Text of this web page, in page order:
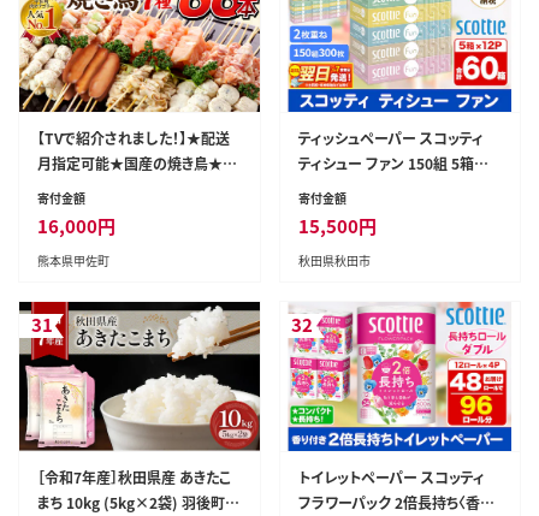
【TVで紹介されました！】★配送
月指定可能★国産の焼き鳥★縁
起が良い末広がり88本★国産
丁寧仕上げの焼き鳥7種セット 8
8本 【価格改定XA】 - 国産 焼き鳥
つくね ニラ BBQ バーベキュー
キャンプ おつまみ お弁当 やきと
り 個包装 小分け 冷凍 人気 おす
すめ ランキング お取り寄せ 熊本
県 甲佐町
寄付金額
16,000円
熊本県甲佐町
ティッシュペーパー スコッティ
ティシュー ファン 150組 5箱×1
2パック 最短翌日発送 [ティッシ
ティティシュー]
寄付金額
15,500円
秋田県秋田市
31
［令和7年産］秋田県産 あきたこ
まち 10kg (5kg×2袋) 羽後町産
32
トイレットペーパー スコッティ
フラワーパック 2倍長持ち〈香り